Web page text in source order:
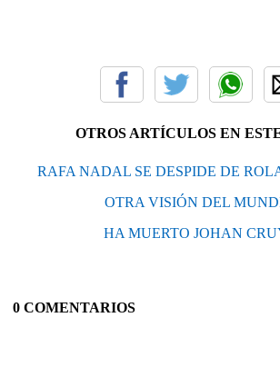
OTROS ARTÍCULOS EN
RAFA NADAL SE DESPIDE DE
OTRA VISIÓN DEL
HA MUERTO JOHAN
0 COMENTARIOS